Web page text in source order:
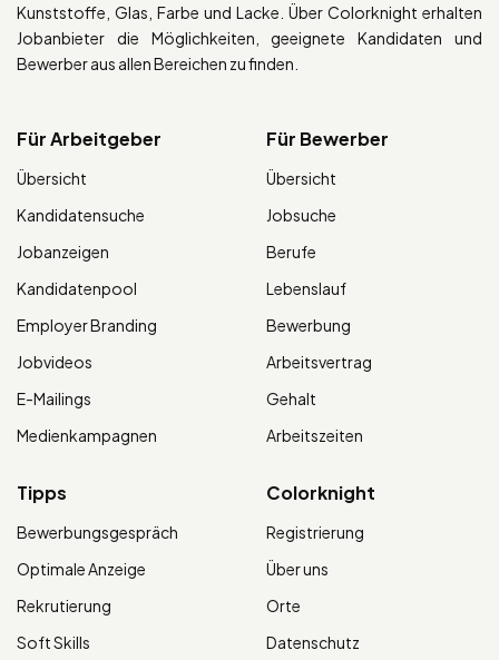
Kunststoffe, Glas, Farbe und Lacke. Über Colorknight erhalten
Jobanbieter die Möglichkeiten, geeignete Kandidaten und
Bewerber aus allen Bereichen zu finden.
Für Arbeitgeber
Übersicht
Kandidatensuche
Jobanzeigen
Kandidatenpool
Employer Branding
Jobvideos
E-Mailings
Medienkampagnen
Für Bewerber
Übersicht
Jobsuche
Berufe
Lebenslauf
Bewerbung
Arbeitsvertrag
Gehalt
Arbeitszeiten
Tipps
Bewerbungsgespräch
Optimale Anzeige
Rekrutierung
Soft Skills
Colorknight
Registrierung
Über uns
Orte
Datenschutz